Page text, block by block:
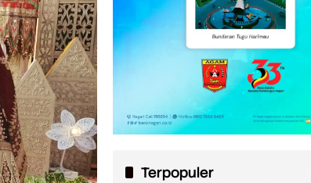
Terpopuler